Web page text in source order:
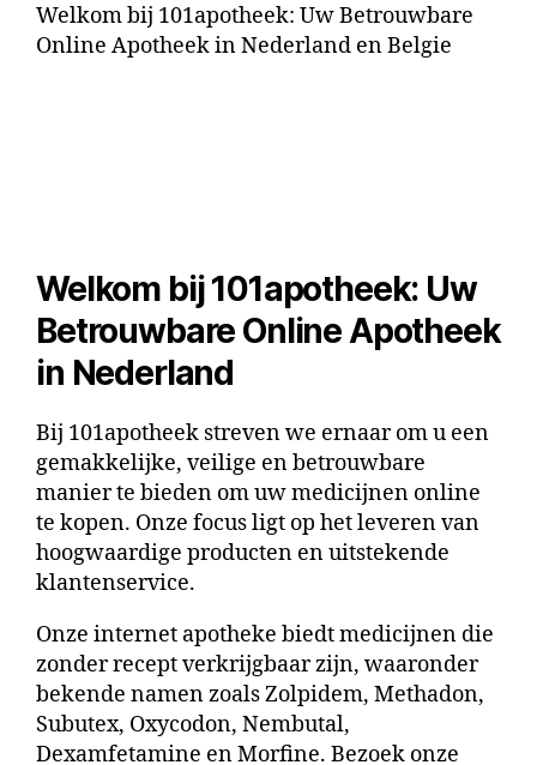
Welkom bij 101apotheek: Uw Betrouwbare
Online Apotheek in Nederland en Belgie
Welkom bij 101apotheek: Uw
Betrouwbare Online Apotheek
in Nederland
Bij 101apotheek streven we ernaar om u een
gemakkelijke, veilige en betrouwbare
manier te bieden omuw medicijnen online
te kopen. Onze focus ligt op het leveren van
hoogwaardige producten en uitstekende
klantenservice.
Onze internet apotheke biedt medicijnen die
zonder recept verkrijgbaar zijn, waaronder
bekende namen zoals Zolpidem, Methadon,
Subutex, Oxycodon, Nembutal,
Dexamfetamine en Morfine. Bezoek onze